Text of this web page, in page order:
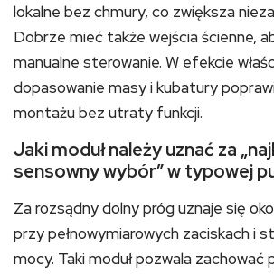
lokalne bez chmury, co zwiększa
Dobrze mieć także wejścia ścienne,
manualne sterowanie. W efekcie
dopasowanie masy i kubatury
montażu bez utraty funkcji.
Jaki moduł należy uznać za
sensowny wybór” w typowej
Za rozsądny dolny próg uznaje się
przy pełnowymiarowych zaciskach i
mocy. Taki moduł pozwala zachować